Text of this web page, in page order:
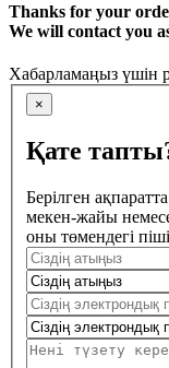
Thanks for your
We will contact you
Хабарламаңыз үшін
×
Қате
Берілген
мекен-жайы немесе
оны төмендегі